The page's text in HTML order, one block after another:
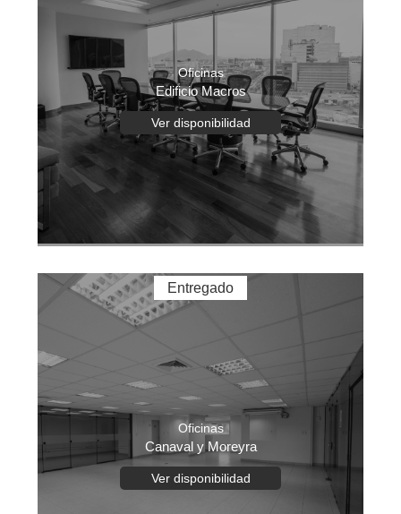
Oficinas
Edificio Macros
Ver disponibilidad
Entregado
Oficinas
Canaval y Moreyra
Ver disponibilidad